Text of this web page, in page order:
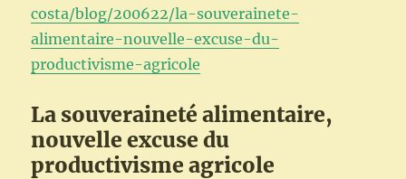
costa/blog/200622/la-souverainete-
alimentaire-nouvelle-excuse-du-
productivisme-agricole
La souveraineté alimentaire,
nouvelle excuse du
productivisme agricole